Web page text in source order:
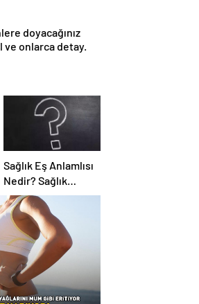
doyacağınız
ve onlarca detay.
Sağlık Eş Anlamlısı
Nedir? Sağlık
Kelimesinin Eş
Anlamlıları
Nelerdir?